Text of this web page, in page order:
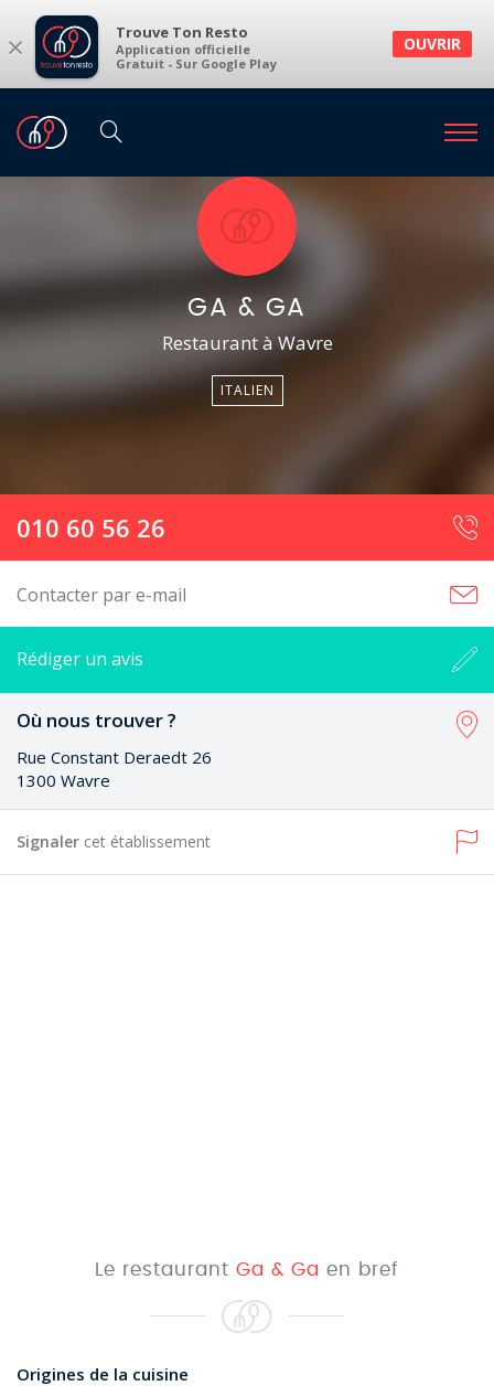
× Trouve Ton Resto
Application officielle
Gratuit - Sur Google Play
OUVRIR
GA & GA
Restaurant à Wavre
ITALIEN
010 60 56 26
Contacter par e-mail
Rédiger un avis
Où nous trouver ?
Rue Constant Deraedt 26
1300 Wavre
Signaler cet établissement
Le restaurant Ga & Ga en bref
Origines de la cuisine